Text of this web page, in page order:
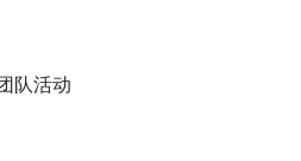
队活动